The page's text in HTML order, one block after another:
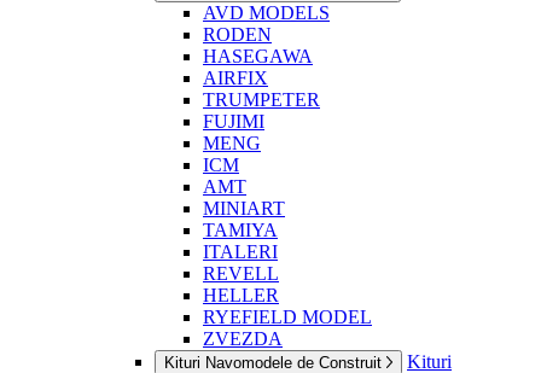
AVD MODELS
RODEN
HASEGAWA
AIRFIX
TRUMPETER
FUJIMI
MENG
ICM
AMT
MINIART
TAMIYA
ITALERI
REVELL
HELLER
RYEFIELD MODEL
ZVEZDA
Kituri Navomodele de Construit
Kituri